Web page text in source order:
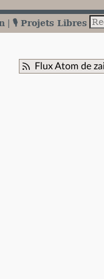
🎙️ Projets Libres
Flux Atom de